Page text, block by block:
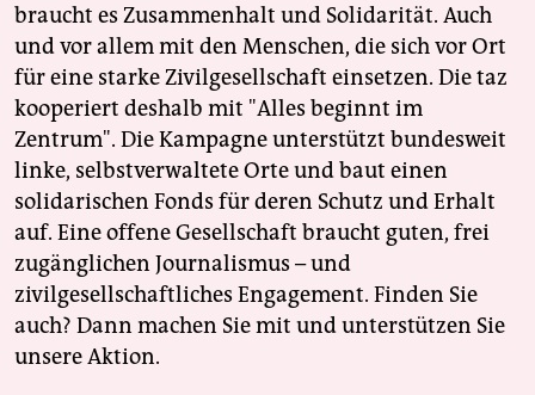
braucht es Zusammenhalt und Solidarität. Auch
und vor allem mit den Menschen, die sich vor Ort
für eine starke Zivilgesellschaft einsetzen. Die taz
kooperiert deshalb mit "Alles beginnt im
Zentrum". Die Kampagne unterstützt bundesweit
linke, selbstverwaltete Orte und baut einen
solidarischen Fonds für deren Schutz und Erhalt
auf. Eine offene Gesellschaft braucht guten, frei
zugänglichen Journalismus – und
zivilgesellschaftliches Engagement. Finden Sie
auch? Dann machen Sie mit und unterstützen Sie
unsere Aktion.